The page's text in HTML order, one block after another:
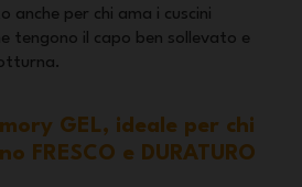
anche per chi ama i cuscini
tengono il capo ben sollevato e
GEL, ideale per chi
FRESCO e DURATURO